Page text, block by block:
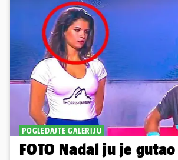
POGLEDAJTE GALERIJU
FOTO Nadal ju je